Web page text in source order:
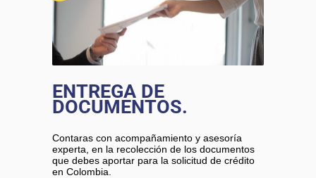
ENTREGA DE
DOCUMENTOS.
Contaras con acompañamiento y asesoría
experta, en la recolección de los documentos
que debes aportar para la solicitud de crédito
en Colombia.